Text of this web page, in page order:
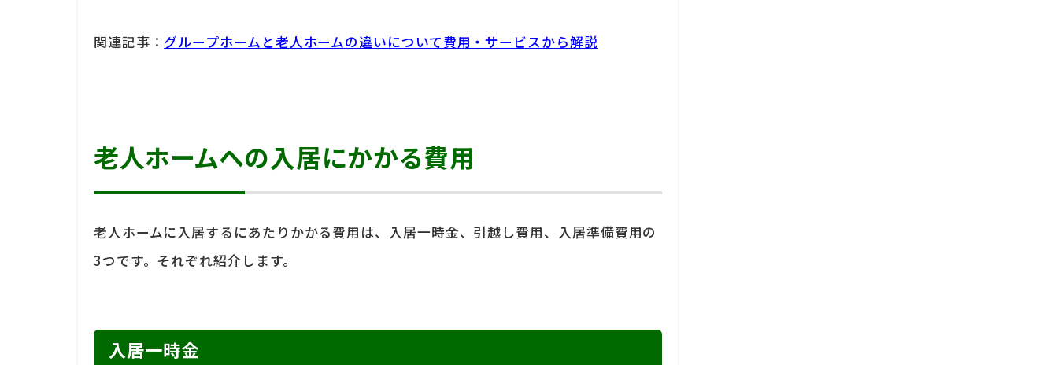
関連記事： グループホームと老人ホームの違いについて費用・サービスから解説
老人ホームへの入居にかかる費用
老人ホームに入居するにあたりかかる費用は、入居一時金、引越し費用、入居準備費用の
3つです。それぞれ紹介します。
入居一時金